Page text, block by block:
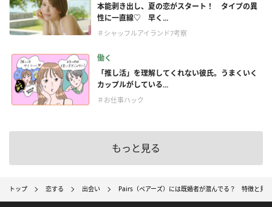
本能剥き出し、夏の恋がスタート！ タイプの異
性に一直線♡ 早く...
＃シャッフルアイランド7考察
働く
「推し活」を理解してくれない彼氏。うまくいく
カップルがしている...
＃お仕事ハック
もっと見る
トップ 恋する 出会い Pairs（ペアーズ）には既婚者が潜んでる？ 特徴と見